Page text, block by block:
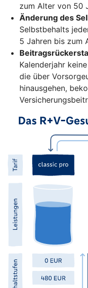
zum Alter von 50
Änderung des
Selbstbehalts
5 Jahren bis zum
Kalenderjahr
die über
hinausgehen,